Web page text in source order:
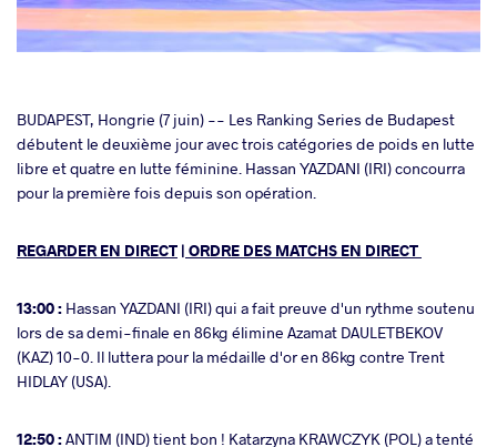
BUDAPEST, Hongrie (7 juin) -- Les Ranking Series de Budapest
débutent le deuxième jour avec trois catégories de poids en lutte
libre et quatre en lutte féminine. Hassan YAZDANI (IRI) concourra
pour la première fois depuis son opération.
REGARDER EN DIRECT | ORDRE DES MATCHS EN DIRECT
13:00 : Hassan YAZDANI (IRI) qui a fait preuve d'un rythme soutenu
lors de sa demi-finale en 86kg élimine Azamat DAULETBEKOV
(KAZ) 10-0. Il luttera pour la médaille d'or en 86kg contre Trent
HIDLAY (USA).
12:50 :ANTIM (IND) tient bon ! Katarzyna KRAWCZYK (POL) a tenté